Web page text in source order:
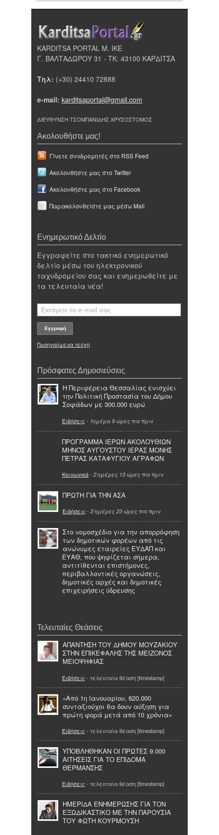
KARDITSA PORTAL Μ. ΙΚΕ
Γ. ΒΑΛΤΑΔΩΡΟΥ 31 - ΤΚ: 43100 ΚΑΡΔΙΤΣΑ
Τηλ: (+30) 24410 72888
e-mail: karditsaportal@gmail.com
ΔΙΕΥΘΥΝΣΗ ΤΣΟΜΠΑΝΙΔΗΣ ΧΡΥΣΟΣΤΟΜΟΣ
Ακολουθήστε μας!
Γίνετε συνδρομητές στο RSS Feed
Ακολουθήστε μας στο Twitter
Ακολουθήστε μας στο Facebook
Παρακολουθείστε μας μέσω Mail
Ενημερωτικό Δελτίο
Εγγραφείτε στο τακτικό ενημερωτικό
δελτίο μέσω του ηλεκτρονικού
ταχυδρομείου σας και ενημερωθείτε με
τα τελευταία νέα!
Προηγούμενα τεύχη
Πρόσφατες Δημοσιεύσεις
Η Περιφέρεια Θεσσαλίας ενισχύει
την Πολιτική Προστασία του Δήμου
Σοφάδων με 300.000 ευρώ
Ειδήσεις - 1ημέρα 9 ώρες πιο πριν
ΠΡΟΓΡΑΜΜΑ ΙΕΡΩΝ ΑΚΟΛΟΥΘΙΩΝ
ΜΗΝΟΣ ΑΥΓΟΥΣΤΟΥ ΙΕΡΑΣ ΜΟΝΗΣ
ΠΕΤΡΑΣ ΚΑΤΑΦΥΓΙΟΥ ΑΓΡΑΦΩΝ
Κοινωνικά- 2 ημέρες 13 ώρες πιο πριν
ΠΡΩΤΗ ΓΙΑ ΤΗΝ ΑΣΑ
Ειδήσεις - 2 ημέρες 23 ώρες πιο πριν
Στο νομοσχέδιο για την απορρόφηση
των δημοτικών φορέων από τις
ανώνυμες εταιρείες ΕΥΔΑΠ και
ΕΥΑΘ, που ψηφίζεται σήμερα,
αντιτίθενται επιστήμονες,
περιβαλλοντικές οργανώσεις,
δημοτικές αρχές και δημοτικές
επιχειρήσεις ύδρευσης
Τελευταίες Θεάσεις
ΑΠΑΝΤΗΣΗ ΤΟΥ ΔΗΜΟΥ ΜΟΥΖΑΚΙΟΥ
ΣΤΗΝ ΕΠΙΚΕΦΑΛΗΣ ΤΗΣ ΜΕΙΖΟΝΟΣ
ΜΕΙΟΨΗΦΙΑΣ
Ειδήσεις - τελευταία θέαση [timestamp]
«Από 1η Ιανουαρίου, 620.000
συνταξιούχοι θα δουν αύξηση για
πρώτη φορά μετά από 10 χρόνια»
Ειδήσεις - τελευταία θέαση [timestamp]
ΥΠΟΒΛΗΘΗΚΑΝ ΟΙ ΠΡΩΤΕΣ 9.000
ΑΙΤΗΣΕΙΣ ΓΙΑ ΤΟ ΕΠΙΔΟΜΑ
ΘΕΡΜΑΝΣΗΣ
Ειδήσεις - τελευταία θέαση [timestamp]
ΗΜΕΡΙΔΑ ΕΝΗΜΕΡΩΣΗΣ ΓΙΑ ΤΟΝ
ΕΞΩΔΙΚΑΣΤΙΚΟ ΜΕ ΤΗΝ ΠΑΡΟΥΣΙΑ
ΤΟΥ ΦΩΤΗ ΚΟΥΡΜΟΥΣΗ